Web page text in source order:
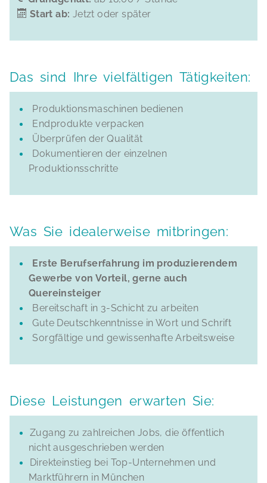
Start ab: Jetzt oder später
Das sind Ihre vielfältigen Tätigkeiten:
Produktionsmaschinen bedienen
Endprodukte verpacken
Überprüfen der Qualität
Dokumentieren der einzelnen
Produktionsschritte
Was Sie idealerweise mitbringen:
Erste Berufserfahrung im produzierendem
Gewerbe von Vorteil, gerne auch
Quereinsteiger
Bereitschaft in 3-Schicht zu arbeiten
Gute Deutschkenntnisse in Wort und Schrift
Sorgfältige und gewissenhafte Arbeitsweise
Diese Leistungen erwarten Sie:
Zugang zu zahlreichen Jobs, die öffentlich
nicht ausgeschrieben werden
Direkteinstieg bei Top-Unternehmen und
Marktführern in München